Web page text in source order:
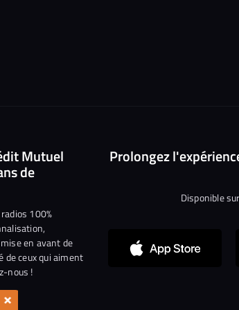
Mutuel
de
100%
en avant de
de ceux qui aiment
nous !
Prolongez
Disponible
×